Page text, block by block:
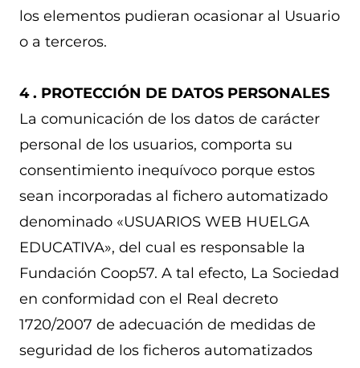
los elementos pudieran ocasionar al Usuario
o a terceros.
4 . PROTECCIÓN DE DATOS PERSONALES
La comunicación de los datos de carácter
personal de los usuarios, comporta su
consentimiento inequívoco porque estos
sean incorporadas al fichero automatizado
denominado «USUARIOS WEB HUELGA
EDUCATIVA», del cual es responsable la
Fundación Coop57. A tal efecto, La Sociedad
en conformidad con el Real decreto
1720/2007 de adecuación de medidas de
seguridad de los ficheros automatizados